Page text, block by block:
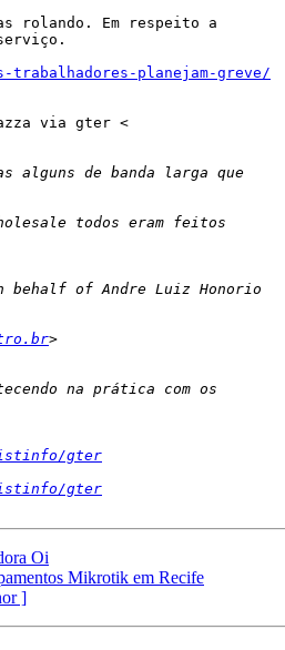
rolando. Em respeito a
planejam-greve/
gter
gter
Oi
Mikrotik em Recife
]